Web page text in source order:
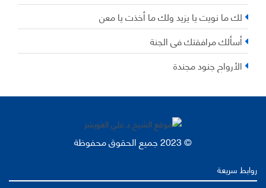
لك ما نويت يا يزيد ولك ما أخذت يا معن
أسألك مرافقتك في الجنة
الأرواح جنود مجندة
© 2023 جميع الحقوق محفوظة
روابط سريعة